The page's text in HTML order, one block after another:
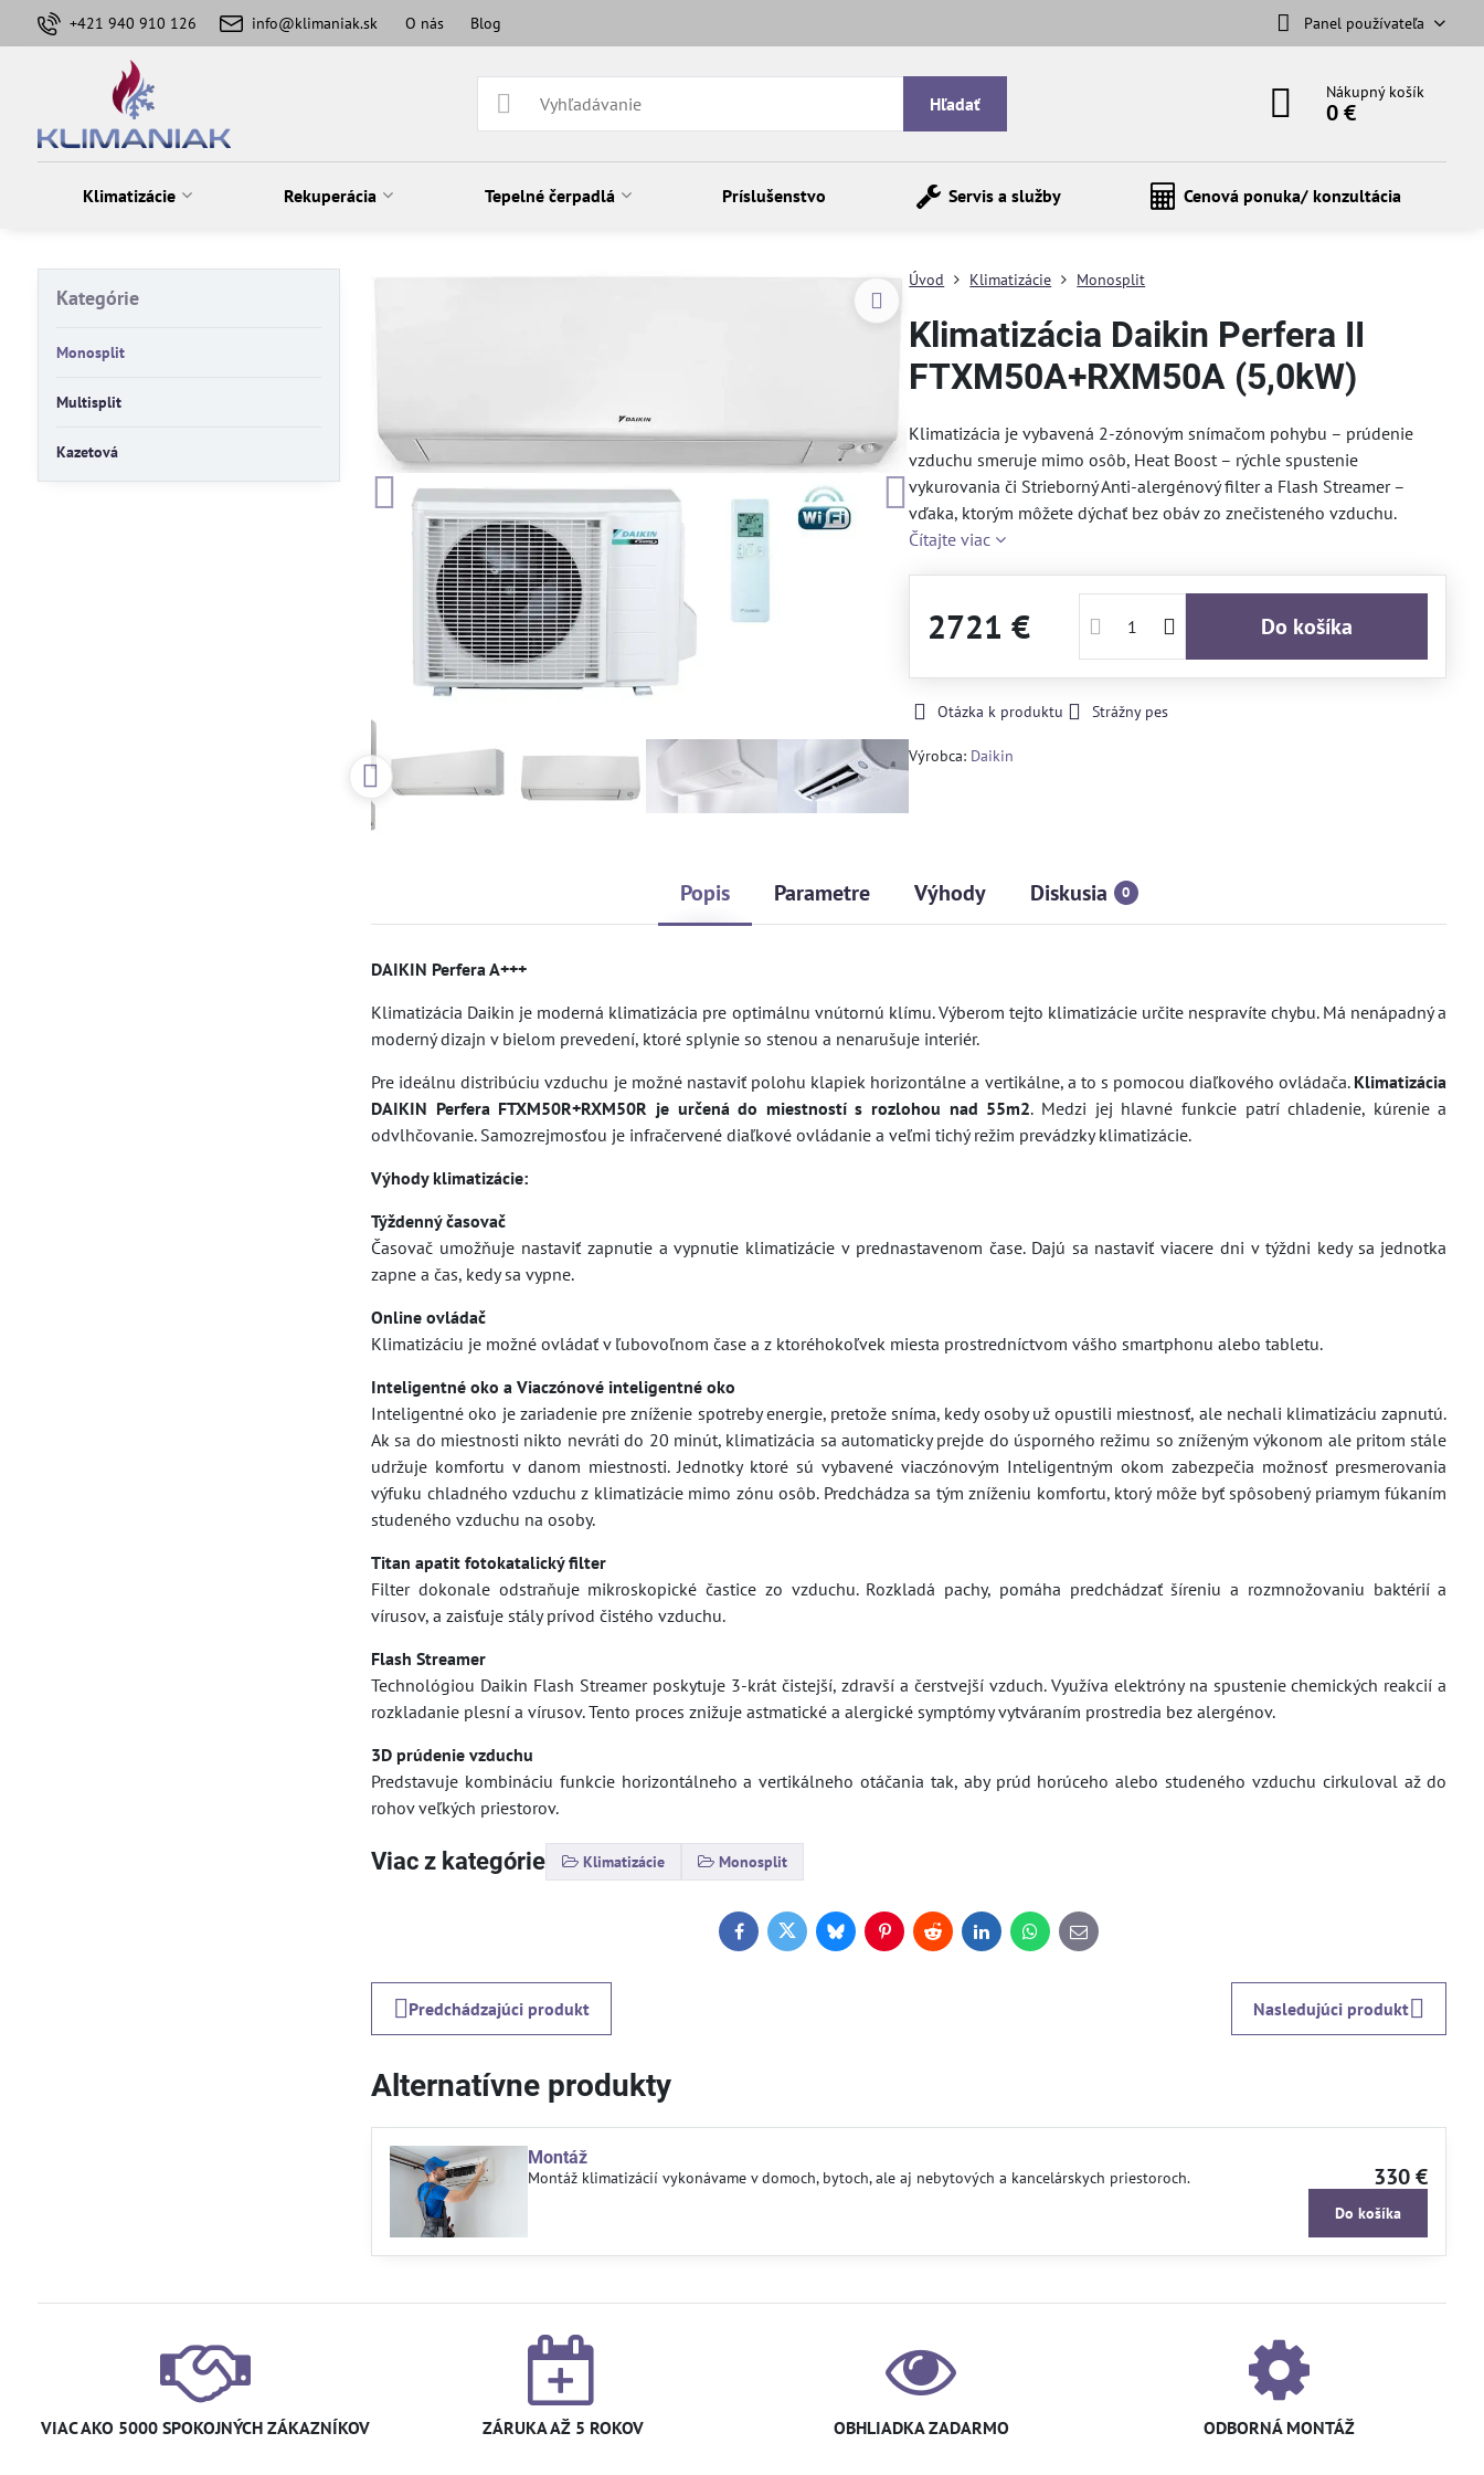
+421 940 910 126 info@klimaniak.sk O nás Blog Panel používateľa
Hľadať
Nákupný košík
0 €
Klimatizácie Rekuperácia Tepelné čerpadlá Príslušenstvo Servis a služby Cenová ponuka/ konzultácia
Úvod Klimatizácie Monosplit
Klimatizácia Daikin Perfera II
FTXM50A+RXM50A (5,0kW)
Klimatizácia je vybavená 2-zónovým snímačom pohybu – prúdenie
vzduchu smeruje mimo osôb, Heat Boost – rýchle spustenie
vykurovania či Strieborný Anti-alergénový filter a Flash Streamer –
vďaka, ktorým môžete dýchať bez obáv zo znečisteného vzduchu.
Čítajte viac
2721 € Do košíka
Otázka k produktu Strážny pes
Výrobca: Daikin
Popis Parametre Výhody Diskusia 0
DAIKIN Perfera A+++
Klimatizácia Daikin je moderná klimatizácia pre optimálnu vnútornú klímu. Výberom tejto klimatizácie určite nespravíte chybu. Má nenápadný a
moderný dizajn v bielom prevedení, ktoré splynie so stenou a nenarušuje interiér.
Pre ideálnu distribúciu vzduchu je možné nastaviť polohu klapiek horizontálne a vertikálne, a to s pomocou diaľkového ovládača. Klimatizácia
DAIKIN Perfera FTXM50R+RXM50R je určená do miestností s rozlohou nad 55m2. Medzi jej hlavné funkcie patrí chladenie, kúrenie a
odvlhčovanie. Samozrejmosťou je infračervené diaľkové ovládanie a veľmi tichý režim prevádzky klimatizácie.
Výhody klimatizácie:
Týždenný časovač
Časovač umožňuje nastaviť zapnutie a vypnutie klimatizácie v prednastavenom čase. Dajú sa nastaviť viacere dni v týždni kedy sa jednotka
zapne a čas, kedy sa vypne.
Online ovládač
Klimatizáciu je možné ovládať v ľubovoľnom čase a z ktoréhokoľvek miesta prostredníctvom vášho smartphonu alebo tabletu.
Inteligentné oko a Viaczónové inteligentné oko
Inteligentné oko je zariadenie pre zníženie spotreby energie, pretože sníma, kedy osoby už opustili miestnosť, ale nechali klimatizáciu zapnutú.
Ak sa do miestnosti nikto nevráti do 20 minút, klimatizácia sa automaticky prejde do úsporného režimu so zníženým výkonom ale pritom stále
udržuje komfortu v danom miestnosti. Jednotky ktoré sú vybavené viaczónovým Inteligentným okom zabezpečia možnosť presmerovania
výfuku chladného vzduchu z klimatizácie mimo zónu osôb. Predchádza sa tým zníženiu komfortu, ktorý môže byť spôsobený priamym fúkaním
studeného vzduchu na osoby.
Titan apatit fotokatalický filter
Filter dokonale odstraňuje mikroskopické častice zo vzduchu. Rozkladá pachy, pomáha predchádzať šíreniu a rozmnožovaniu baktérií a
vírusov, a zaisťuje stály prívod čistého vzduchu.
Flash Streamer
Technológiou Daikin Flash Streamer poskytuje 3-krát čistejší, zdravší a čerstvejší vzduch. Využíva elektróny na spustenie chemických reakcií a
rozkladanie plesní a vírusov. Tento proces znižuje astmatické a alergické symptómy vytváraním prostredia bez alergénov.
3D prúdenie vzduchu
Predstavuje kombináciu funkcie horizontálneho a vertikálneho otáčania tak, aby prúd horúceho alebo studeného vzduchu cirkuloval až do
rohov veľkých priestorov.
Viac z kategórie Klimatizácie Monosplit
FacebookTwitterBlueskyPinterestRedditLinkedInWhatsApp
E-
mail
Predchádzajúci produkt Nasledujúci produkt
Alternatívne produkty
Montáž
Montáž klimatizácií vykonávame v domoch, bytoch, ale aj nebytových a kancelárskych priestoroch. 330 €
Do košíka
Kategórie
Monosplit
Multisplit
Kazetová
VIAC AKO 5000 SPOKOJNÝCH ZÁKAZNÍKOV ZÁRUKA AŽ 5 ROKOV OBHLIADKA ZADARMO ODBORNÁ MONTÁŽ